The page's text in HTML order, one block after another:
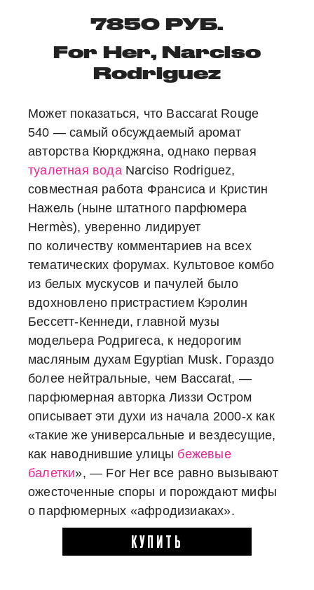
7850 РУБ.
For Her, Narciso
Rodriguez
Может показаться, что Baccarat Rouge
540 — самый обсуждаемый аромат
авторства Кюркджяна, однако первая
туалетная вода Narciso Rodriguez,
совместная работа Франсиса и Кристин
Нажель (ныне штатного парфюмера
Hermès), уверенно лидирует
по количеству комментариев на всех
тематических форумах. Культовое комбо
из белых мускусов и пачулей было
вдохновлено пристрастием Кэролин
Бессетт-Кеннеди, главной музы
модельера Родригеса, к недорогим
масляным духам Egyptian Musk. Гораздо
более нейтральные, чем Baccarat, —
парфюмерная авторка Лиззи Остром
описывает эти духи из начала 2000-х как
«такие же универсальные и вездесущие,
как наводнившие улицы бежевые
балетки», — For Her все равно вызывают
ожесточенные споры и порождают мифы
о парфюмерных «афродизиаках».
КУПИТЬ